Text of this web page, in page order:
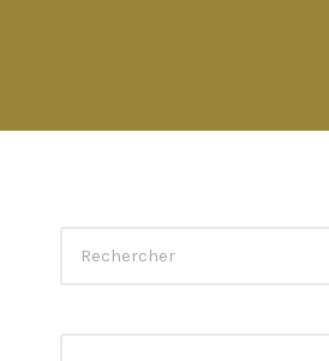
for: